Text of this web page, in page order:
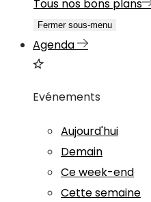
Tous nos bons plans
Fermer sous-menu
Agenda
Evénements
Aujourd'hui
Demain
Ce week-end
Cette semaine